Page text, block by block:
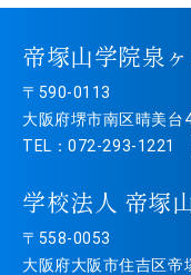
帝塚山学院泉
〒590-0113
大阪府堺市南区晴美台
TEL：072-293-1221
学校法人 帝塚
〒558-0053
大阪府大阪市住吉区